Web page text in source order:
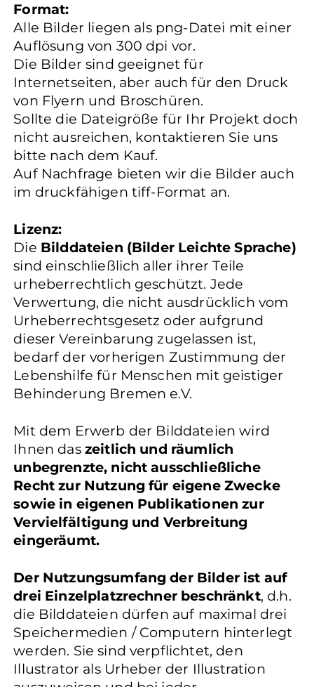
Format:
Alle Bilder liegen als png-Datei mit einer
Auflösung von 300 dpi vor.
Die Bilder sind geeignet für
Internetseiten, aber auch für den Druck
von Flyern und Broschüren.
Sollte die Dateigröße für Ihr Projekt doch
nicht ausreichen, kontaktieren Sie uns
bitte nach dem Kauf.
Auf Nachfrage bieten wir die Bilder auch
im druckfähigen tiff-Format an.
Lizenz:
Die Bilddateien (Bilder Leichte Sprache)
sind einschließlich aller ihrer Teile
urheberrechtlich geschützt. Jede
Verwertung, die nicht ausdrücklich vom
Urheberrechtsgesetz oder aufgrund
dieser Vereinbarung zugelassen ist,
bedarf der vorherigen Zustimmung der
Lebenshilfe für Menschen mit geistiger
Behinderung Bremen e.V.
Mit dem Erwerb der Bilddateien wird
Ihnen das zeitlich und räumlich
unbegrenzte, nicht ausschließliche
Recht zur Nutzung für eigene Zwecke
sowie in eigenen Publikationen zur
Vervielfältigung und Verbreitung
eingeräumt.
Der Nutzungsumfang der Bilder ist auf
drei Einzelplatzrechner beschränkt, d.h.
die Bilddateien dürfen auf maximal drei
Speichermedien / Computern hinterlegt
werden. Sie sind verpflichtet, den
Illustrator als Urheber der Illustration